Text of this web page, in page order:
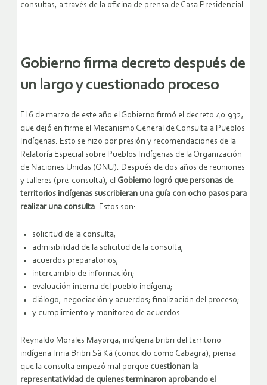
consultas, a través de la oficina de prensa de Casa Presidencial.
Gobierno firma decreto después de
un largo y cuestionado proceso
El 6 de marzo de este año el Gobierno firmó el decreto 40.932,
que dejó en firme el Mecanismo General de Consulta a Pueblos
Indígenas. Esto se hizo por presión y recomendaciones de la
Relatoría Especial sobre Pueblos Indígenas de la Organización
de Naciones Unidas (ONU). Después de dos años de reuniones
y talleres (pre-consulta), el Gobierno logró que personas de
territorios indígenas suscribieran una guía con ocho pasos para
realizar una consulta. Estos son:
solicitud de la consulta;
admisibilidad de la solicitud de la consulta;
acuerdos preparatorios;
intercambio de información;
evaluación interna del pueblo indígena;
diálogo, negociación y acuerdos; finalización del proceso;
y cumplimiento y monitoreo de acuerdos.
Reynaldo Morales Mayorga, indígena bribri del territorio
indígena Iriria Bribri Sä Kä (conocido como Cabagra), piensa
que la consulta empezó mal porque cuestionan la
representatividad de quienes terminaron aprobando el